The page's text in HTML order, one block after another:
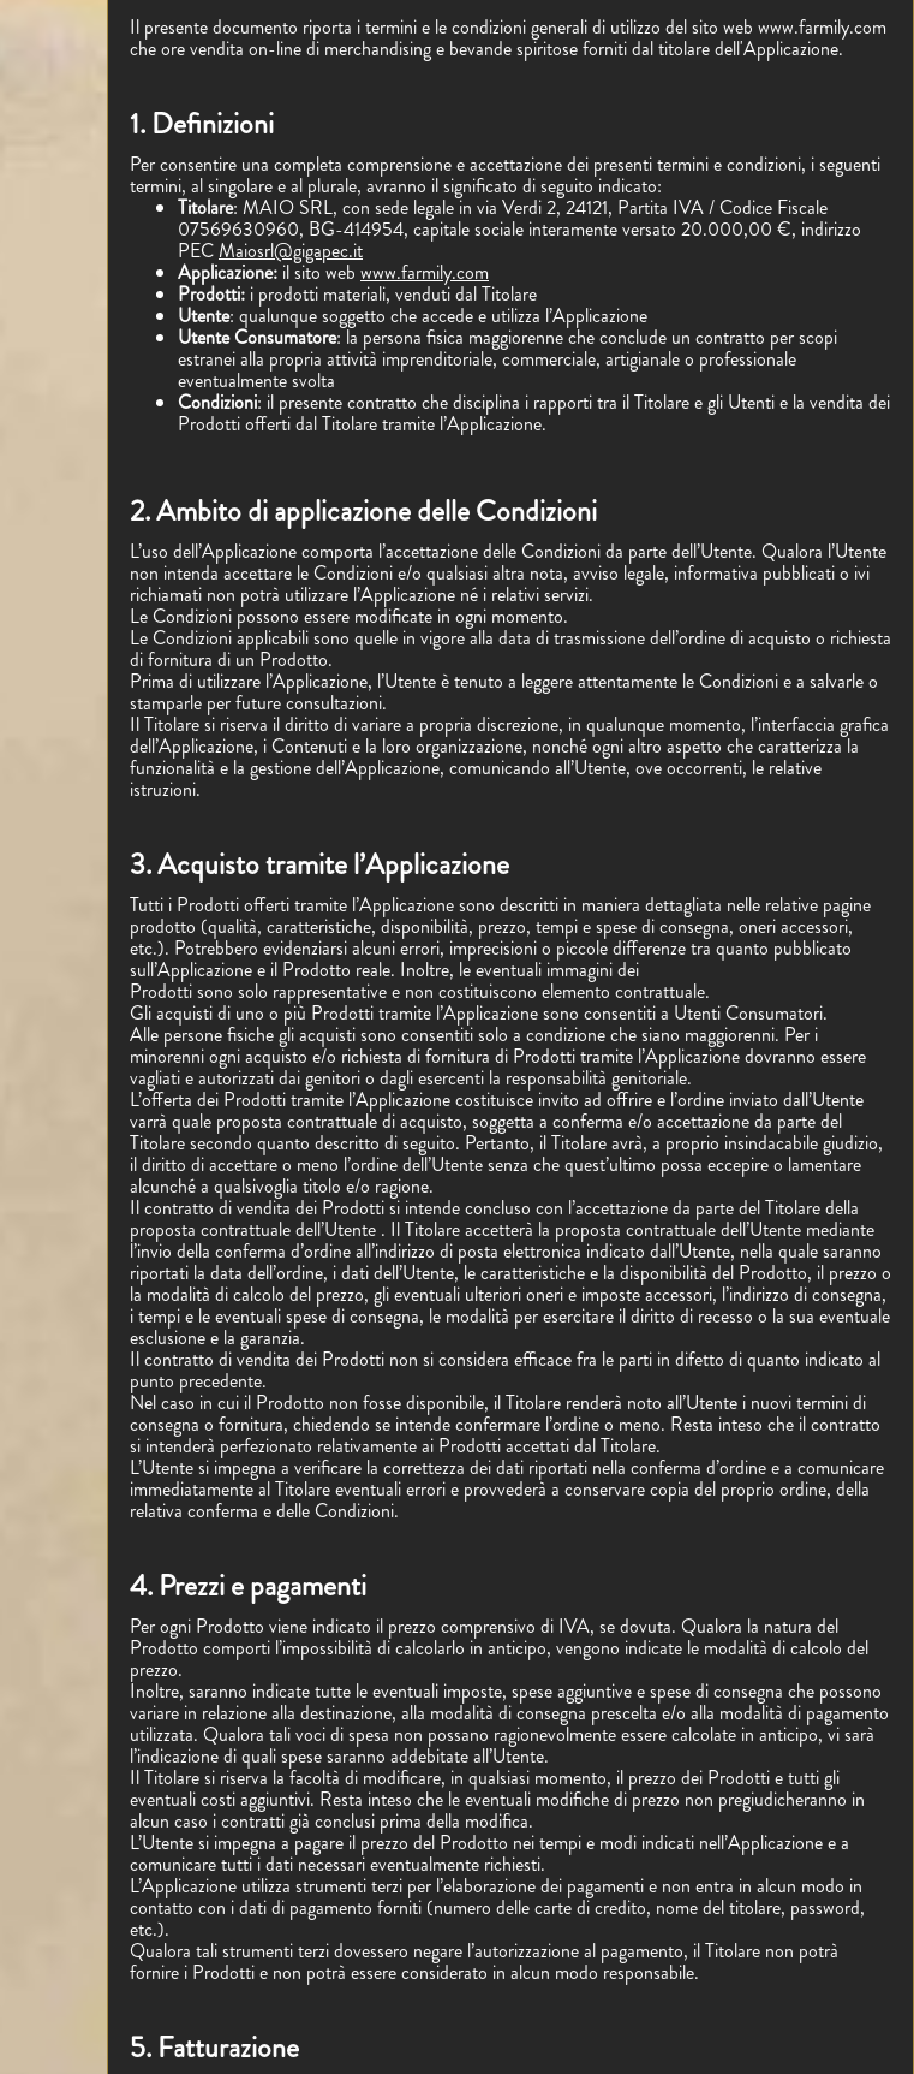
Il presente documento riporta i termini e le condizioni generali di utilizzo del sito web www.farmily.com
che ore vendita on-line di merchandising e bevande spiritose forniti dal titolare dell'Applicazione.
1. Definizioni
Per consentire una completa comprensione e accettazione dei presenti termini e condizioni, i seguenti
termini, al singolare e al plurale, avranno il significato di seguito indicato:
Titolare: MAIO SRL, con sede legale in via Verdi 2, 24121, Partita IVA / Codice Fiscale
07569630960, BG-414954, capitale sociale interamente versato 20.000,00 €, indirizzo
PEC Maiosrl@gigapec.it
Applicazione: il sito web www.farmily.com
Prodotti: i prodotti materiali, venduti dal Titolare
Utente: qualunque soggetto che accede e utilizza l’Applicazione
Utente Consumatore: la persona fisica maggiorenne che conclude un contratto per scopi
estranei alla propria attività imprenditoriale, commerciale, artigianale o professionale
eventualmente svolta
Condizioni: il presente contratto che disciplina i rapporti tra il Titolare e gli Utenti e la vendita dei
Prodotti offerti dal Titolare tramite l’Applicazione.
2. Ambito di applicazione delle Condizioni
L’uso dell’Applicazione comporta l’accettazione delle Condizioni da parte dell’Utente. Qualora l’Utente
non intenda accettare le Condizioni e/o qualsiasi altra nota, avviso legale, informativa pubblicati o ivi
richiamati non potrà utilizzare l’Applicazione né i relativi servizi.
Le Condizioni possono essere modificate in ogni momento.
Le Condizioni applicabili sono quelle in vigore alla data di trasmissione dell’ordine di acquisto o richiesta
di fornitura di un Prodotto.
Prima di utilizzare l’Applicazione, l’Utente è tenuto a leggere attentamente le Condizioni e a salvarle o
stamparle per future consultazioni.
Il Titolare si riserva il diritto di variare a propria discrezione, in qualunque momento, l’interfaccia grafica
dell’Applicazione, i Contenuti e la loro organizzazione, nonché ogni altro aspetto che caratterizza la
funzionalità e la gestione dell’Applicazione, comunicando all’Utente, ove occorrenti, le relative
istruzioni.
3. Acquisto tramite l’Applicazione
Tutti i Prodotti offerti tramite l’Applicazione sono descritti in maniera dettagliata nelle relative pagine
prodotto (qualità, caratteristiche, disponibilità, prezzo, tempi e spese di consegna, oneri accessori,
etc.). Potrebbero evidenziarsi alcuni errori, imprecisioni o piccole differenze tra quanto pubblicato
sull’Applicazione e il Prodotto reale. Inoltre, le eventuali immagini dei
Prodotti sono solo rappresentative e non costituiscono elemento contrattuale.
Gli acquisti di uno o più Prodotti tramite l’Applicazione sono consentiti a Utenti Consumatori.
Alle persone fisiche gli acquisti sono consentiti solo a condizione che siano maggiorenni. Per i
minorenni ogni acquisto e/o richiesta di fornitura di Prodotti tramite l’Applicazione dovranno essere
vagliati e autorizzati dai genitori o dagli esercenti la responsabilità genitoriale.
L’offerta dei Prodotti tramite l’Applicazione costituisce invito ad offrire e l’ordine inviato dall’Utente
varrà quale proposta contrattuale di acquisto, soggetta a conferma e/o accettazione da parte del
Titolare secondo quanto descritto di seguito. Pertanto, il Titolare avrà, a proprio insindacabile giudizio,
il diritto di accettare o meno l’ordine dell’Utente senza che quest’ultimo possa eccepire o lamentare
alcunché a qualsivoglia titolo e/o ragione.
Il contratto di vendita dei Prodotti si intende concluso con l’accettazione da parte del Titolare della
proposta contrattuale dell’Utente . Il Titolare accetterà la proposta contrattuale dell’Utente mediante
l’invio della conferma d’ordine all’indirizzo di posta elettronica indicato dall’Utente, nella quale saranno
riportati la data dell’ordine, i dati dell’Utente, le caratteristiche e la disponibilità del Prodotto, il prezzo o
la modalità di calcolo del prezzo, gli eventuali ulteriori oneri e imposte accessori, l’indirizzo di consegna,
i tempi e le eventuali spese di consegna, le modalità per esercitare il diritto di recesso o la sua eventuale
esclusione e la garanzia.
Il contratto di vendita dei Prodotti non si considera efficace fra le parti in difetto di quanto indicato al
punto precedente.
Nel caso in cui il Prodotto non fosse disponibile, il Titolare renderà noto all’Utente i nuovi termini di
consegna o fornitura, chiedendo se intende confermare l’ordine o meno. Resta inteso che il contratto
si intenderà perfezionato relativamente ai Prodotti accettati dal Titolare.
L’Utente si impegna a verificare la correttezza dei dati riportati nella conferma d’ordine e a comunicare
immediatamente al Titolare eventuali errori e provvederà a conservare copia del proprio ordine, della
relativa conferma e delle Condizioni.
4. Prezzi e pagamenti
Per ogni Prodotto viene indicato il prezzo comprensivo di IVA, se dovuta. Qualora la natura del
Prodotto comporti l’impossibilità di calcolarlo in anticipo, vengono indicate le modalità di calcolo del
prezzo.
Inoltre, saranno indicate tutte le eventuali imposte, spese aggiuntive e spese di consegna che possono
variare in relazione alla destinazione, alla modalità di consegna prescelta e/o alla modalità di pagamento
utilizzata. Qualora tali voci di spesa non possano ragionevolmente essere calcolate in anticipo, vi sarà
l’indicazione di quali spese saranno addebitate all’Utente.
Il Titolare si riserva la facoltà di modificare, in qualsiasi momento, il prezzo dei Prodotti e tutti gli
eventuali costi aggiuntivi. Resta inteso che le eventuali modifiche di prezzo non pregiudicheranno in
alcun caso i contratti già conclusi prima della modifica.
L’Utente si impegna a pagare il prezzo del Prodotto nei tempi e modi indicati nell’Applicazione e a
comunicare tutti i dati necessari eventualmente richiesti.
L’Applicazione utilizza strumenti terzi per l’elaborazione dei pagamenti e non entra in alcun modo in
contatto con i dati di pagamento forniti (numero delle carte di credito, nome del titolare, password,
etc.).
Qualora tali strumenti terzi dovessero negare l’autorizzazione al pagamento, il Titolare non potrà
fornire i Prodotti e non potrà essere considerato in alcun modo responsabile.
5. Fatturazione